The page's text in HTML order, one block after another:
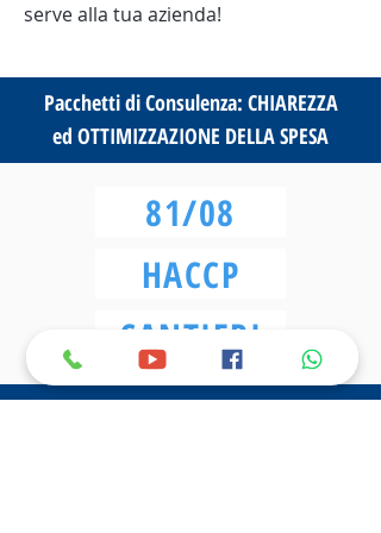
serve alla tua azienda!
Pacchetti di Consulenza: CHIAREZZA
ed OTTIMIZZAZIONE DELLA SPESA
81/08
HACCP
CANTIERI